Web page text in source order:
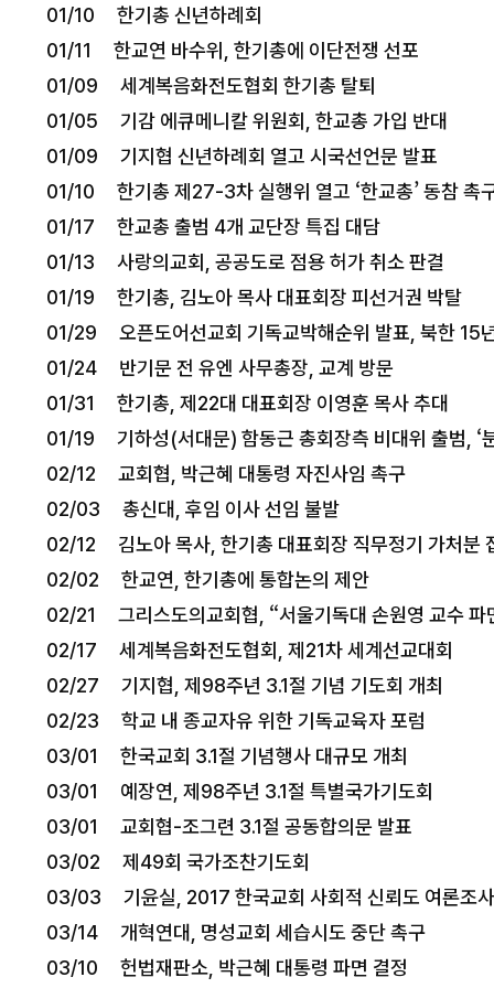
01/10 한기총 신년하례회
01/11 한교연 바수위, 한기총에 이단전쟁 선포
01/09 세계복음화전도협회 한기총 탈퇴
01/05 기감 에큐메니칼 위원회, 한교총 가입 반대
01/09 기지협 신년하례회 열고 시국선언문 발표
01/10 한기총 제27-3차 실행위 열고 ‘한교총’ 동참 촉
01/17 한교총 출범 4개 교단장 특집 대담
01/13 사랑의교회, 공공도로 점용 허가 취소 판결
01/19 한기총, 김노아 목사 대표회장 피선거권 박탈
01/29 오픈도어선교회 기독교박해순위 발표, 북한 15
01/24 반기문 전 유엔 사무총장, 교계 방문
01/31 한기총, 제22대 대표회장 이영훈 목사 추대
01/19 기하성(서대문) 함동근 총회장측 비대위 출범, ‘
02/12 교회협, 박근혜 대통령 자진사임 촉구
02/03 총신대, 후임 이사 선임 불발
02/12 김노아 목사, 한기총 대표회장 직무정기 가처분
02/02 한교연, 한기총에 통합논의 제안
02/21 그리스도의교회협, “서울기독대 손원영 교수 파
02/17 세계복음화전도협회, 제21차 세계선교대회
02/27 기지협, 제98주년 3.1절 기념 기도회 개최
02/23 학교 내 종교자유 위한 기독교육자 포럼
03/01 한국교회 3.1절 기념행사 대규모 개최
03/01 예장연, 제98주년 3.1절 특별국가기도회
03/01 교회협-조그련 3.1절 공동합의문 발표
03/02 제49회 국가조찬기도회
03/03 기윤실, 2017 한국교회 사회적 신뢰도 여론조
03/14 개혁연대, 명성교회 세습시도 중단 촉구
03/10 헌법재판소, 박근혜 대통령 파면 결정